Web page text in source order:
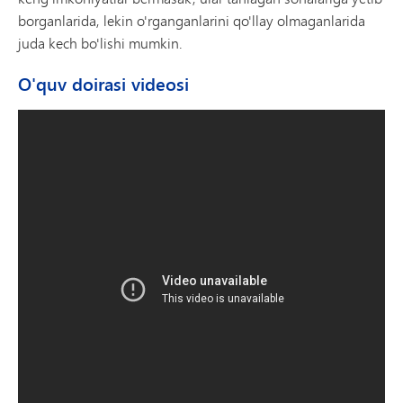
borganlarida, lekin o'rganganlarini qo'llay olmaganlarida
juda kech bo'lishi mumkin.
O'quv doirasi videosi